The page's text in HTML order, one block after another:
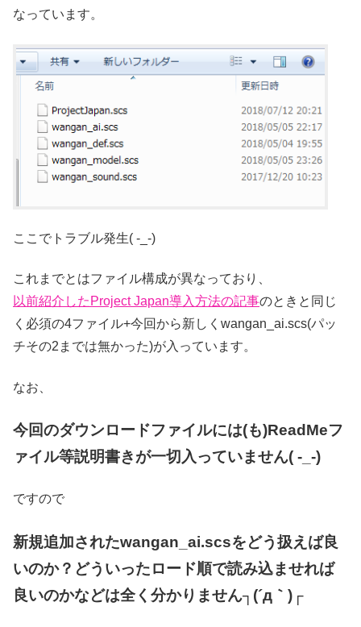
なっています。
ここでトラブル発生( -_-)
これまでとはファイル構成が異なっており、
以前紹介したProject Japan導入方法の記事のときと同じ
く必須の4ファイル+今回から新しくwangan_ai.scs(パッ
チその2までは無かった)が入っています。
なお、
今回のダウンロードファイルには(も)ReadMeフ
ァイル等説明書きが一切入っていません( -_-)
ですので
新規追加されたwangan_ai.scsをどう扱えば良
いのか？どういったロード順で読み込ませれば
良いのかなどは全く分かりません┐(´д｀)┌